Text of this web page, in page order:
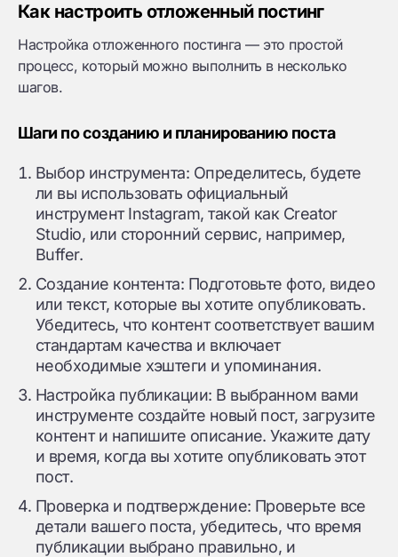
Как настроить отложенный постинг
Настройка отложенного постинга — это простой
процесс, который можно выполнить в несколько
шагов.
Шаги по созданию и планированию поста
Выбор инструмента: Определитесь, будете
ли вы использовать официальный
инструмент Instagram, такой как Creator
Studio, или сторонний сервис, например,
Buffer.
Создание контента: Подготовьте фото, видео
или текст, которые вы хотите опубликовать.
Убедитесь, что контент соответствует вашим
стандартам качества и включает
необходимые хэштеги и упоминания.
Настройка публикации: В выбранном вами
инструменте создайте новый пост, загрузите
контент и напишите описание. Укажите дату
и время, когда вы хотите опубликовать этот
пост.
Проверка и подтверждение: Проверьте все
детали вашего поста, убедитесь, что время
публикации выбрано правильно, и